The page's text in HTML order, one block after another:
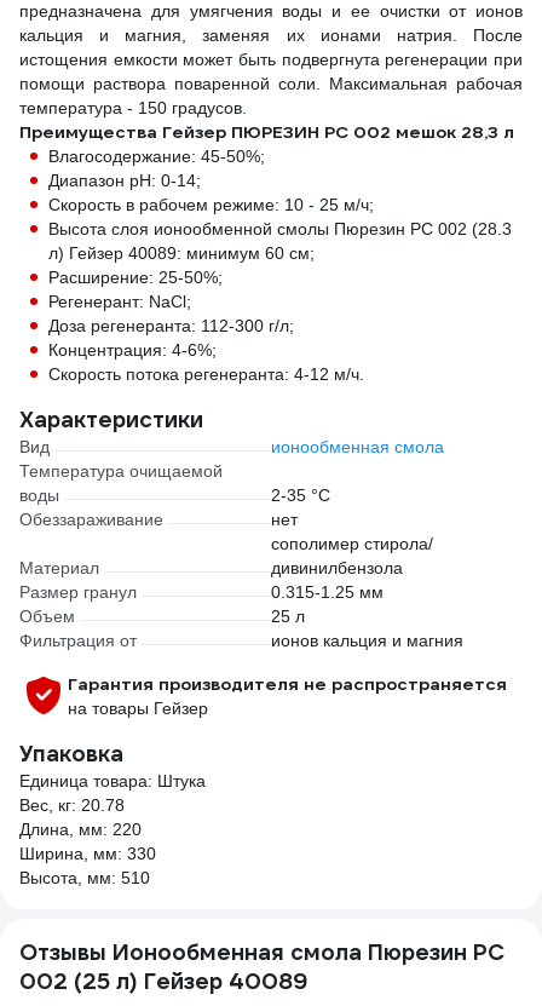
предназначена для умягчения воды и ее очистки от ионов
кальция и магния, заменяя их ионами натрия. После
истощения емкости может быть подвергнута регенерации при
помощи раствора поваренной соли. Максимальная рабочая
температура - 150 градусов.
Преимущества Гейзер ПЮРЕЗИН РС 002 мешок 28,3 л
Влагосодержание: 45-50%;
Диапазон рН: 0-14;
Скорость в рабочем режиме: 10 - 25 м/ч;
Высота слоя ионообменной смолы Пюрезин РС 002 (28.3
л) Гейзер 40089: минимум 60 см;
Расширение: 25-50%;
Регенерант: NaCl;
Доза регенеранта: 112-300 г/л;
Концентрация: 4-6%;
Скорость потока регенеранта: 4-12 м/ч.
Характеристики
Вид
ионообменная смола
Температура очищаемой
воды
2-35 °С
Обеззараживание
нет
Материал
сополимер стирола/
дивинилбензола
Размер гранул
0.315-1.25 мм
Объем
25 л
Фильтрация от
ионов кальция и магния
Гарантия производителя не распространяется
на товары Гейзер
Упаковка
Единица товара: Штука
Вес, кг: 20.78
Длина, мм: 220
Ширина, мм: 330
Высота, мм: 510
Отзывы Ионообменная смола Пюрезин РС
002 (25 л) Гейзер 40089